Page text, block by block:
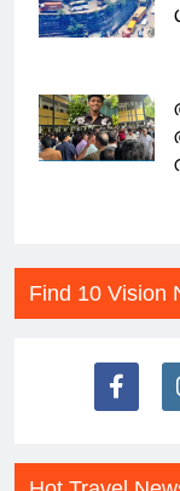
Find 10 Vision